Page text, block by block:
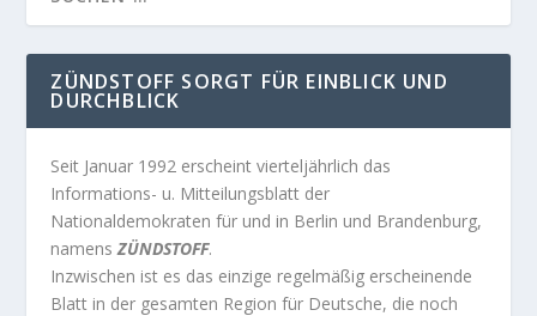
ZÜNDSTOFF SORGT FÜR EINBLICK UND
DURCHBLICK
Seit Januar 1992 erscheint vierteljährlich das
Informations- u. Mitteilungsblatt der
Nationaldemokraten für und in Berlin und Brandenburg,
namensZÜNDSTOFF.
Inzwischen ist es das einzige regelmäßig erscheinende
Blatt in der gesamten Region für Deutsche, die noch